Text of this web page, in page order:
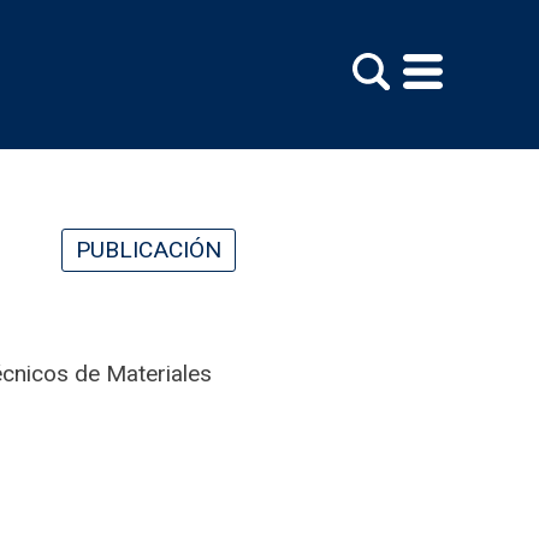
PUBLICACIÓN
de Materiales